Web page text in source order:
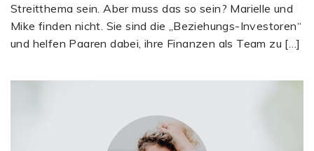
Streitthema sein. Aber muss das so sein? Marielle und
Mike finden nicht. Sie sind die „Beziehungs-Investoren“
und helfen Paaren dabei, ihre Finanzen als Team zu […]